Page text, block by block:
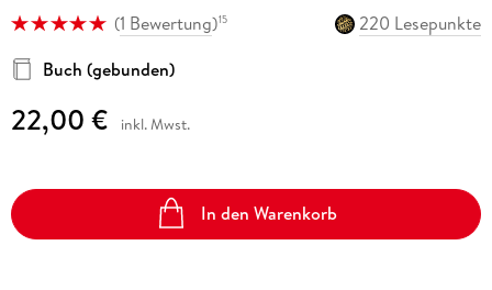
(1 Bewertung)15
220 Lesepunkte
Buch (gebunden)
22,00 € inkl. Mwst.
In den Warenkorb